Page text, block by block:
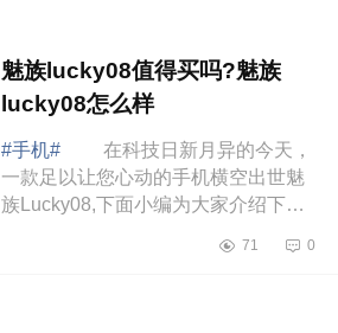
魅族lucky08值得买吗?魅族
lucky08怎么样
#手机#
在科技日新月异的今天，
一款足以让您心动的手机横空出世魅
族Lucky08,下面小编为大家介绍下魅
样 魅族lucky08值得买吗 魅族
71 0